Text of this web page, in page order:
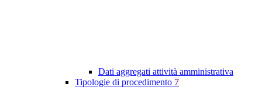
Dati aggregati attività amministrativa
Tipologie di procedimento 7